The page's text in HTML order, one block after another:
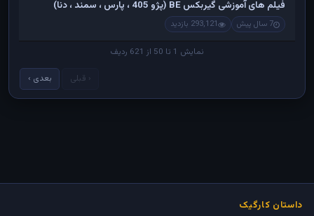
فیلم های آموزشی گیربکس BE (پژو 405 ، پارس ، سمند ، دنا)
7 سال پیش 293,121 بازدید
نمایش 1 تا 50 از 621 ردیف
‹ قبلی بعدی ›
داستان کارگیک